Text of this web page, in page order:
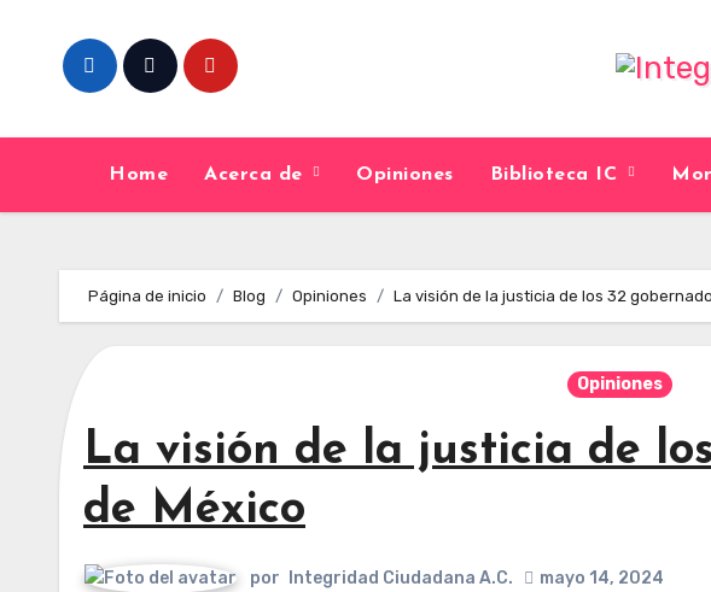
content
Home Acerca de Opiniones Biblioteca IC
Página de inicio Blog Opiniones La visión de la justicia de los 32
Opiniones
La visión de la justicia de
de México
por Integridad Ciudadana A.C.
mayo 14, 2024